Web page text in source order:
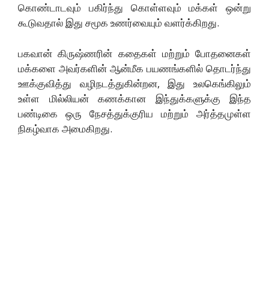
கொண்டாடவும் பகிர்ந்து கொள்ளவும் மக்கள் ஒன்று
கூடுவதால் இது சமூக உணர்வையும் வளர்க்கிறது.
பகவான் கிருஷ்ணரின் கதைகள் மற்றும் போதனைகள்
மக்களை அவர்களின் ஆன்மீக பயணங்களில் தொடர்ந்து
ஊக்குவித்து வழிநடத்துகின்றன, இது உலகெங்கிலும்
உள்ள மில்லியன் கணக்கான இந்துக்களுக்கு இந்த
பண்டிகை ஒரு நேசத்துக்குரிய மற்றும் அர்த்தமுள்ள
நிகழ்வாக அமைகிறது.